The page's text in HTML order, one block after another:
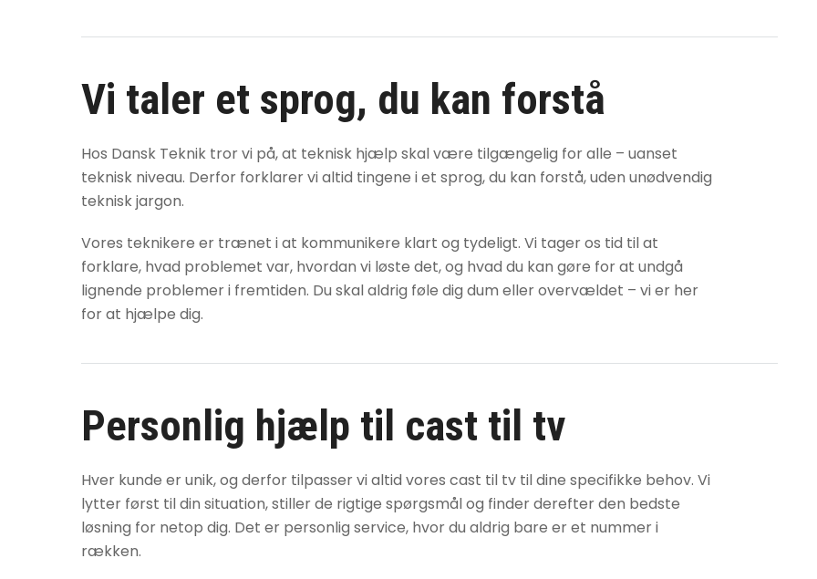
Vi taler et sprog, du kan forstå
Hos Dansk Teknik tror vi på, at teknisk hjælp skal være tilgængelig for alle – uanset
teknisk niveau. Derfor forklarer vi altid tingene i et sprog, du kan forstå, uden unødvendig
teknisk jargon.
Vores teknikere er trænet i at kommunikere klart og tydeligt. Vi tager os tid til at
forklare, hvad problemet var, hvordan vi løste det, og hvad du kan gøre for at undgå
lignende problemer i fremtiden. Du skal aldrig føle dig dum eller overvældet – vi er her
for at hjælpe dig.
Personlig hjælp til cast til tv
Hver kunde er unik, og derfor tilpasser vi altid vores cast til tv til dine specifikke behov. Vi
lytter først til din situation, stiller de rigtige spørgsmål og finder derefter den bedste
løsning for netop dig. Det er personlig service, hvor du aldrig bare er et nummer i
rækken.